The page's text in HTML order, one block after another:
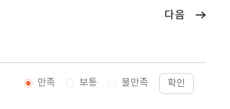
다음
만족 보통 불만족 확인